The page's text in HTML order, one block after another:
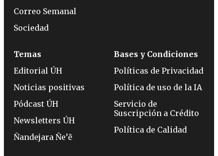
Correo Semanal
Sociedad
Temas
Editorial ÚH
Noticias positivas
Pódcast ÚH
Newsletters ÚH
Ñandejara Ñe’ẽ
Bases y Condiciones
Políticas de Privacidad
Política de uso de la IA
Servicio de
Suscripción a Crédito
Política de Calidad